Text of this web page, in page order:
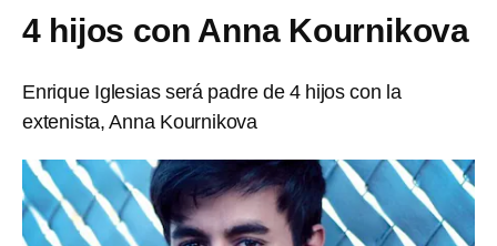
4 hijos con Anna Kournikova
Enrique Iglesias será padre de 4 hijos con la
extenista, Anna Kournikova